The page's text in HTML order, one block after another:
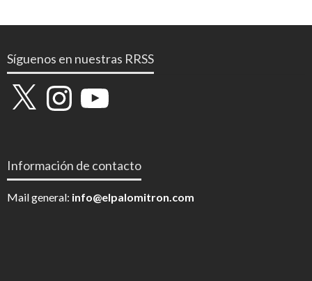
Síguenos en nuestras RRSS
X InstagramYouTube
Información de contacto
Mail general: info@elpalomitron.com